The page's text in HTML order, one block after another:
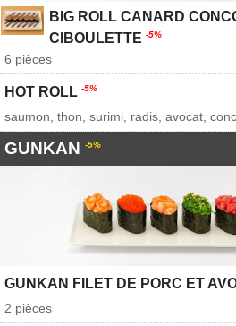
BIG ROLL CANARD
CIBOULETTE -5%
6 pièces
HOT ROLL -5%
saumon, thon, surimi, radis, avocat,
GUNKAN -5%
GUNKAN FILET DE PORC ET
2 pièces